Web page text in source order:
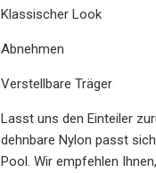
Klassischer Look
Abnehmen
Verstellbare Träger
Lasst uns den Einteiler
dehnbare Nylon passt
Pool. Wir empfehlen